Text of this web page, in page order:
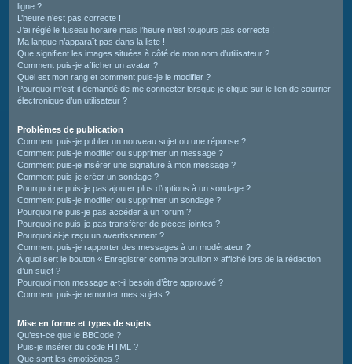
ligne ?
L’heure n’est pas correcte !
J’ai réglé le fuseau horaire mais l’heure n’est toujours pas correcte !
Ma langue n’apparaît pas dans la liste !
Que signifient les images situées à côté de mon nom d’utilisateur ?
Comment puis-je afficher un avatar ?
Quel est mon rang et comment puis-je le modifier ?
Pourquoi m’est-il demandé de me connecter lorsque je clique sur le lien de courrier
électronique d’un utilisateur ?
Problèmes de publication
Comment puis-je publier un nouveau sujet ou une réponse ?
Comment puis-je modifier ou supprimer un message ?
Comment puis-je insérer une signature à mon message ?
Comment puis-je créer un sondage ?
Pourquoi ne puis-je pas ajouter plus d’options à un sondage ?
Comment puis-je modifier ou supprimer un sondage ?
Pourquoi ne puis-je pas accéder à un forum ?
Pourquoi ne puis-je pas transférer de pièces jointes ?
Pourquoi ai-je reçu un avertissement ?
Comment puis-je rapporter des messages à un modérateur ?
À quoi sert le bouton « Enregistrer comme brouillon » affiché lors de la rédaction
d’un sujet ?
Pourquoi mon message a-t-il besoin d’être approuvé ?
Comment puis-je remonter mes sujets ?
Mise en forme et types de sujets
Qu’est-ce que le BBCode ?
Puis-je insérer du code HTML ?
Que sont les émoticônes ?